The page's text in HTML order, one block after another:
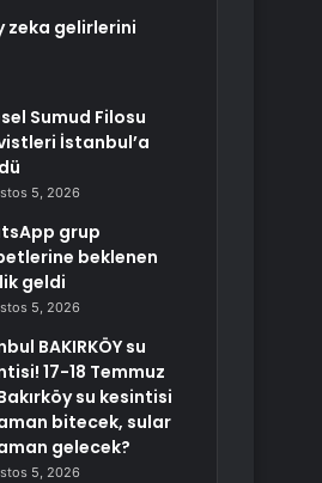
zeka gelirlerini
Sumud Filosu
İstanbul’a
5, 2026
grup
beklenen
geldi
5, 2026
BAKIRKÖY su
17-18 Temmuz
su kesintisi
bitecek, sular
gelecek?
5, 2026